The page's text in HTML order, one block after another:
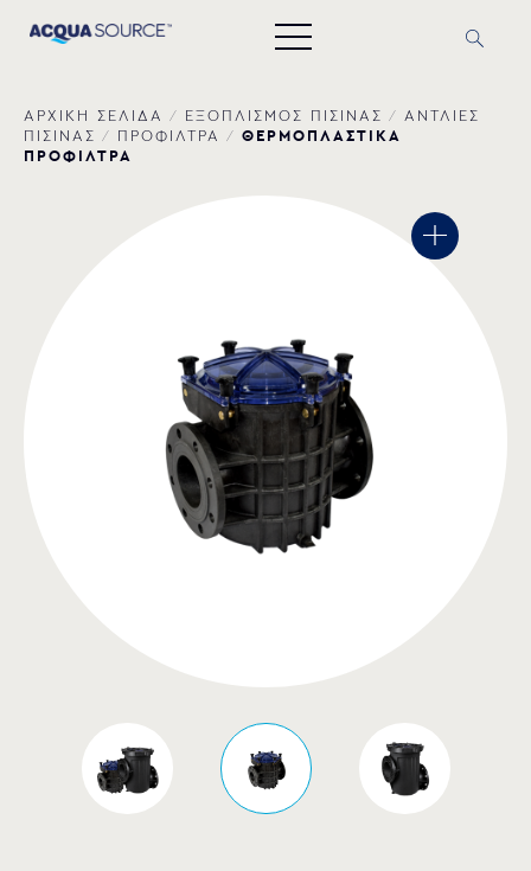
ΑΡΧΙΚΗ ΣΕΛΙΔΑ / ΕΞΟΠΛΙΣΜΟΣ ΠΙΣΙΝΑΣ /
ΑΝΤΛΙΕΣ
ΠΙΣΙΝΑΣ / ΠΡΟΦΙΛΤΡΑ / ΘΕΡΜΟΠΛΑΣΤΙΚΑ
ΠΡΟΦΙΛΤΡΑ